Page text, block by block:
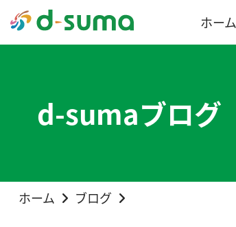
ホーム
d-sumaブログ
ホーム ブログ